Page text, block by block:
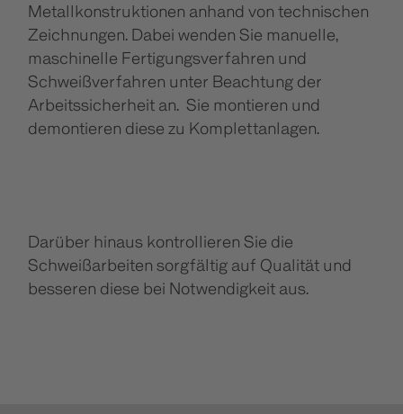
Metallkonstruktionen anhand von technischen
Zeichnungen. Dabei wenden Sie manuelle,
maschinelle Fertigungsverfahren und
Schweißverfahren unter Beachtung der
Arbeitssicherheit an. Sie montieren und
demontieren diese zu Komplettanlagen.
Darüber hinaus kontrollieren Sie die
Schweißarbeiten sorgfältig auf Qualität und
besseren diese bei Notwendigkeit aus.